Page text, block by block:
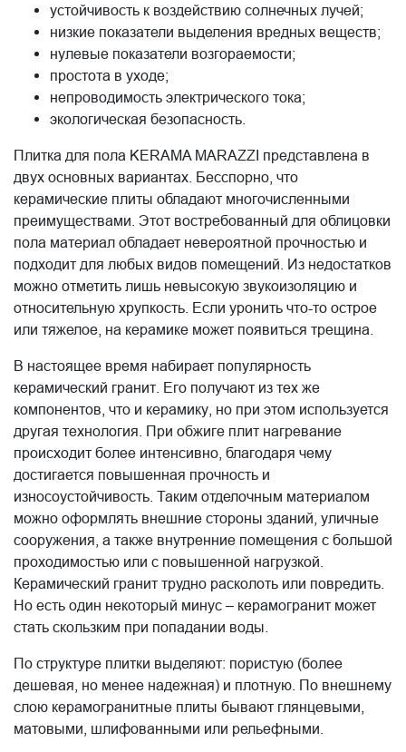
устойчивость к воздействию солнечных лучей;
низкие показатели выделения вредных веществ;
нулевые показатели возгораемости;
простота в уходе;
непроводимость электрического тока;
экологическая безопасность.
Плитка для пола KERAMA MARAZZI представлена в
двух основных вариантах. Бесспорно, что
керамические плиты обладают многочисленными
преимуществами. Этот востребованный для облицовки
пола материал обладает невероятной прочностью и
подходит для любых видов помещений. Из недостатков
можно отметить лишь невысокую звукоизоляцию и
относительную хрупкость. Если уронить что-то острое
или тяжелое, на керамике может появиться трещина.
В настоящее время набирает популярность
керамический гранит. Его получают из тех же
компонентов, что и керамику, но при этом используется
другая технология. При обжиге плит нагревание
происходит более интенсивно, благодаря чему
достигается повышенная прочность и
износоустойчивость. Таким отделочным материалом
можно оформлять внешние стороны зданий, уличные
сооружения, а также внутренние помещения с большой
проходимостью или с повышенной нагрузкой.
Керамический гранит трудно расколоть или повредить.
Но есть один некоторый минус – керамогранит может
стать скользким при попадании воды.
По структуре плитки выделяют: пористую (более
дешевая, но менее надежная) и плотную. По внешнему
слою керамогранитные плиты бывают глянцевыми,
матовыми, шлифованными или рельефными.